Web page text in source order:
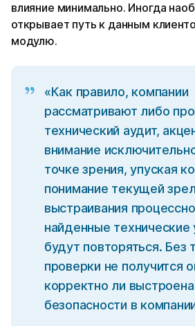
влияние минимально. Иногда
открывает путь к данным
модулю.
«Как правило, компании
рассматривают либо
технический аудит,
внимание
точке зрения, упуская
понимание текущей
выстраивания
найденные технические
будут повторяться. Без
проверки не получится
корректно ли
безопасности в